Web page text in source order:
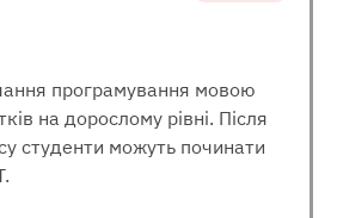
програмування мовою
на дорослому рівні. Після
студенти можуть починати